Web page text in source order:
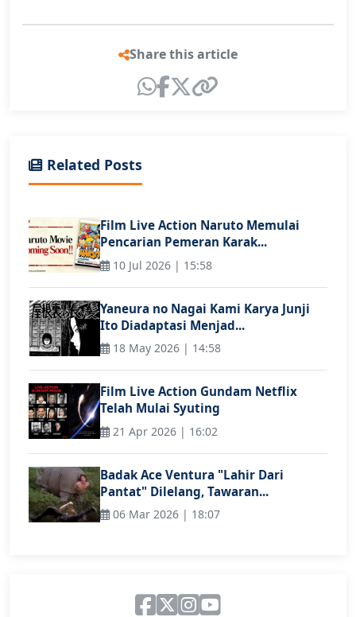
Share this article
Related Posts
Film Live Action Naruto Memulai
Pencarian Pemeran Karak...
10 Jul 2026 | 15:58
Yaneura no Nagai Kami Karya Junji
Ito Diadaptasi Menjad...
18 May 2026 | 14:58
Film Live Action Gundam Netflix
Telah Mulai Syuting
21 Apr 2026 | 16:02
Badak Ace Ventura "Lahir Dari
Pantat" Dilelang, Tawaran...
06 Mar 2026 | 18:07